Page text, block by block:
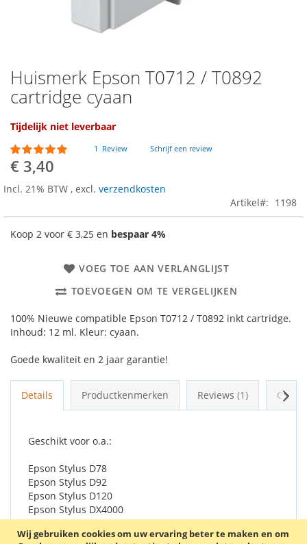
Wij gebruiken cookies om uw ervaring beter te maken en om
Ga
naar
het
van
de
afbeeldingen-
gallerij
Huismerk Epson T0712 / T0892
cartridge cyaan
Tijdelijk niet leverbaar
Waardering:
100
% of100
1 Review Schrijf een review
€ 3,40
Incl. 21% BTW , excl. verzendkosten
Artikel
1198
Koop 2 voor € 3,25 en bespaar 4%
VOEG TOE AAN VERLANGLIJST
TOEVOEGEN OM TE VERGELIJKEN
100% Nieuwe compatible Epson T0712 / T0892 inkt cartridge.
Inhoud: 12 ml. Kleur: cyaan.
Goede kwaliteit en 2 jaar garantie!
Details Productkenmerken Reviews 1
Geschikt voor o.a.:
Epson Stylus D78
Epson Stylus D92
Epson Stylus D120
Epson Stylus DX4000
Epson Stylus DX4050
Epson Stylus DX4400